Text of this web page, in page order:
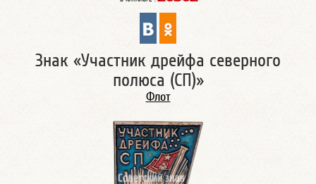
Знак «Участник дрейфа северного
полюса (СП)»
Флот